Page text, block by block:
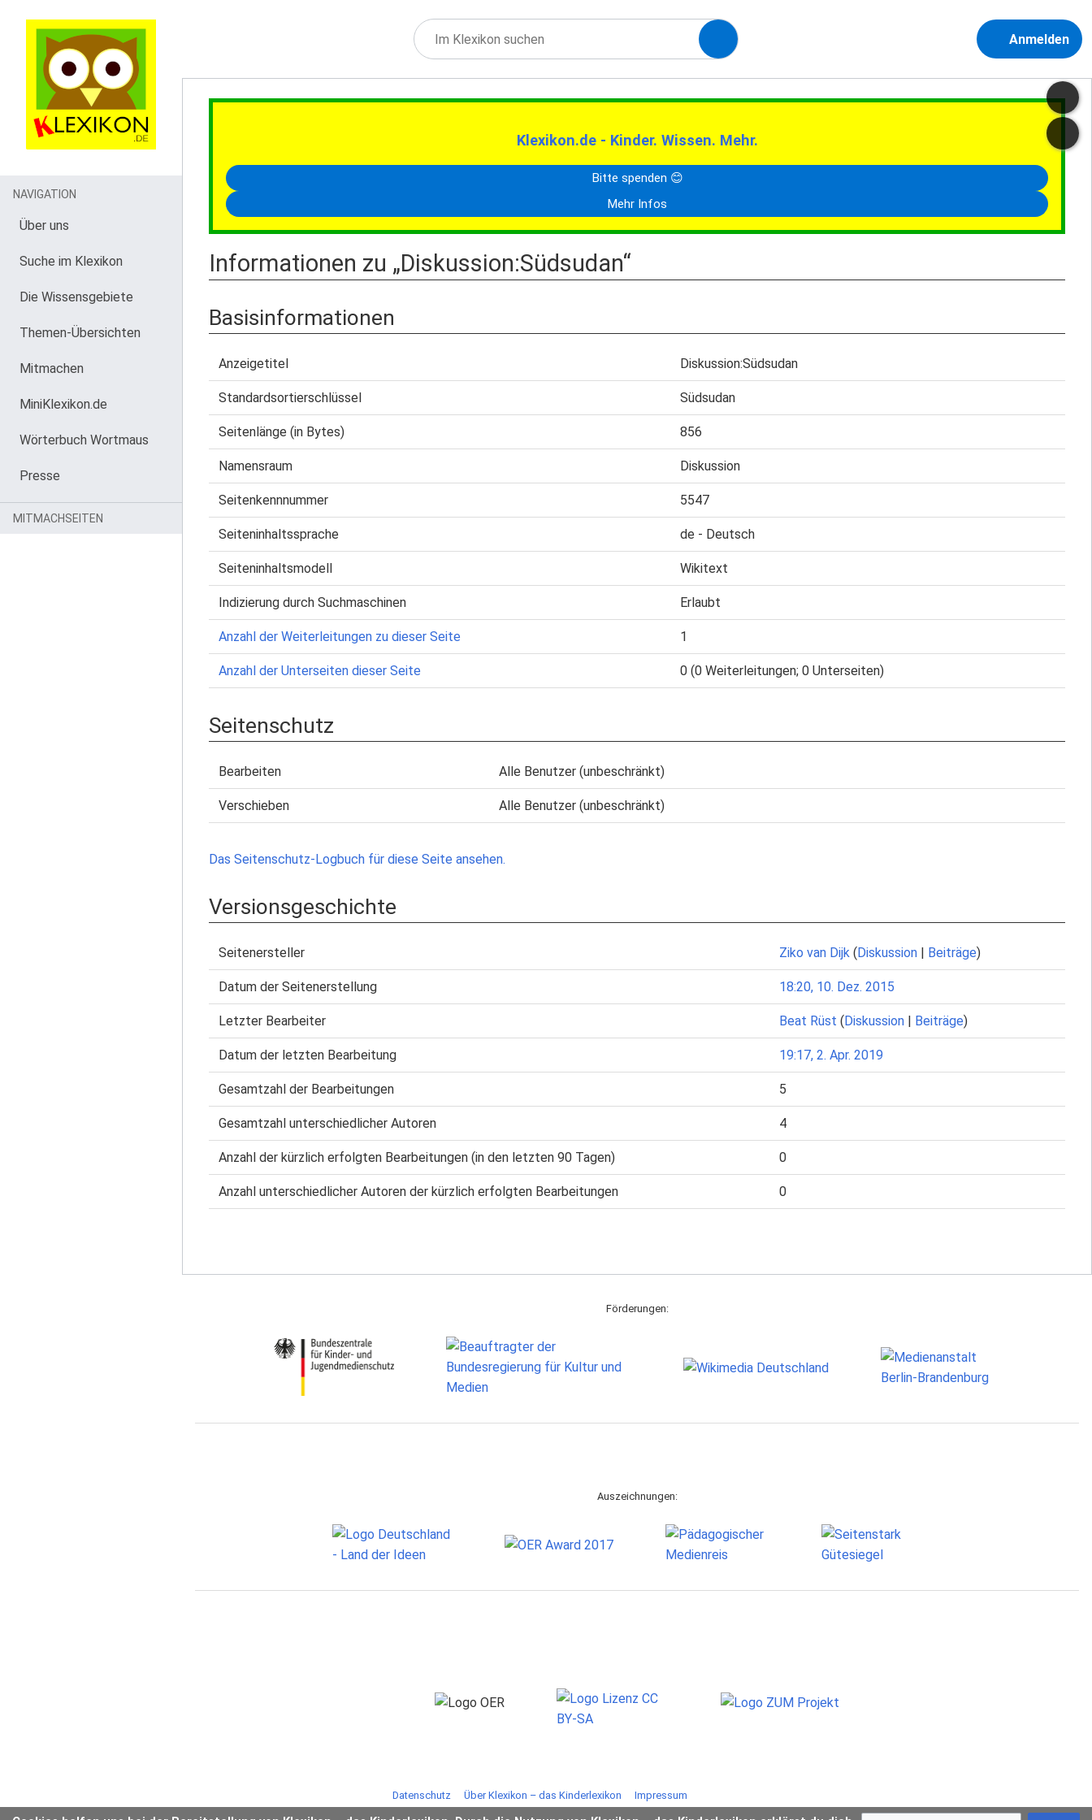
Anmelden
Klexikon.de - Kinder. Wissen. Mehr.
Bitte spenden 😊
Mehr Infos
Informationen zu „Diskussion:Südsudan“
Basisinformationen
Anzeigetitel Diskussion:Südsudan
Standardsortierschlüssel Südsudan
Seitenlänge (in Bytes) 856
Namensraum Diskussion
Seitenkennnummer 5547
Seiteninhaltssprache de - Deutsch
Seiteninhaltsmodell Wikitext
Indizierung durch Suchmaschinen Erlaubt
Anzahl der Weiterleitungen zu dieser Seite 1
Anzahl der Unterseiten dieser Seite 0 (0 Weiterleitungen; 0 Unterseiten)
Seitenschutz
Bearbeiten Alle Benutzer (unbeschränkt)
Verschieben Alle Benutzer (unbeschränkt)
Das Seitenschutz-Logbuch für diese Seite ansehen.
Versionsgeschichte
Seitenersteller Ziko van Dijk (Diskussion | Beiträge)
Datum der Seitenerstellung 18:20, 10. Dez. 2015
Letzter Bearbeiter Beat Rüst (Diskussion | Beiträge)
Datum der letzten Bearbeitung 19:17, 2. Apr. 2019
Gesamtzahl der Bearbeitungen 5
Gesamtzahl unterschiedlicher Autoren 4
Anzahl der kürzlich erfolgten Bearbeitungen (in den letzten 90 Tagen) 0
Anzahl unterschiedlicher Autoren der kürzlich erfolgten Bearbeitungen 0
NAVIGATION
Über uns
Suche im Klexikon
Die Wissensgebiete
Themen-Übersichten
Mitmachen
MiniKlexikon.de
Wörterbuch Wortmaus
Presse
MITMACHSEITEN
Förderungen:
Auszeichnungen:
Datenschutz Über Klexikon – das Kinderlexikon Impressum